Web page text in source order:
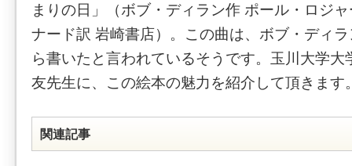
まりの日」（ボブ・ディラン作 ポール・ロジ
ナード訳 岩崎書店）。この曲は、ボブ・ディ
ら書いたと言われているそうです。玉川大学大
友先生に、この絵本の魅力を紹介して頂きます
関連記事